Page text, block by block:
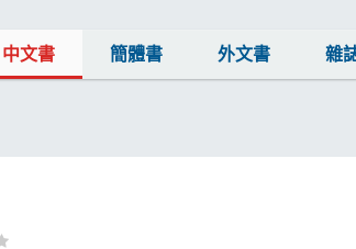
中文書 簡體書 外文書 雜